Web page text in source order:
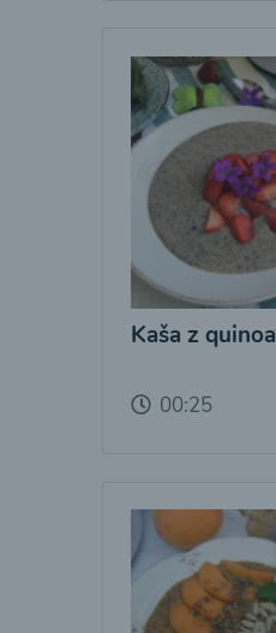
Kaša z quinoa
00:25